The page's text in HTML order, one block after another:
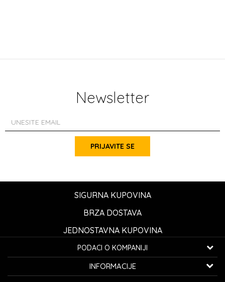
Newsletter
PRIJAVITE SE
SIGURNA KUPOVINA
BRZA DOSTAVA
JEDNOSTAVNA KUPOVINA
PODACI O KOMPANIJI
K...G... Fashion d.o.o.
INFORMACIJE